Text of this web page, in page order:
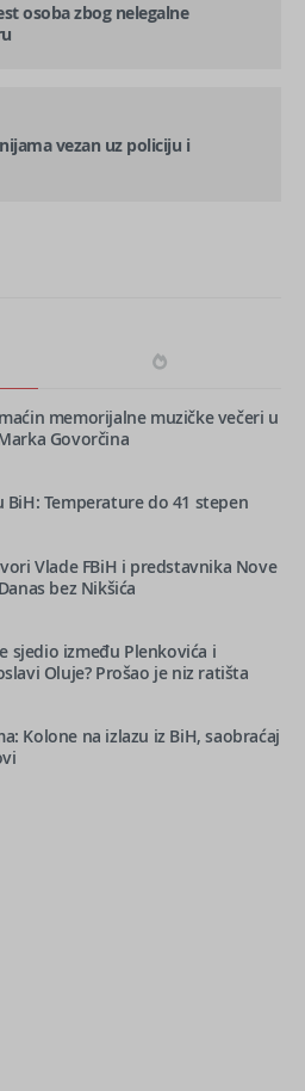
osoba zbog nelegalne
vezan uz policiju i
memorijalne muzičke večeri u
Govorčina
BiH: Temperature do 41 stepen
Vlade FBiH i predstavnika Nove
bez Nikšića
sjedio između Plenkovića i
Oluje? Prošao je niz ratišta
Kolone na izlazu iz BiH, saobraćaj